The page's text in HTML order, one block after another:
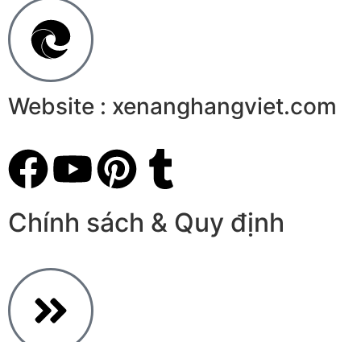
Website : xenanghangviet.com
Chính sách & Quy định